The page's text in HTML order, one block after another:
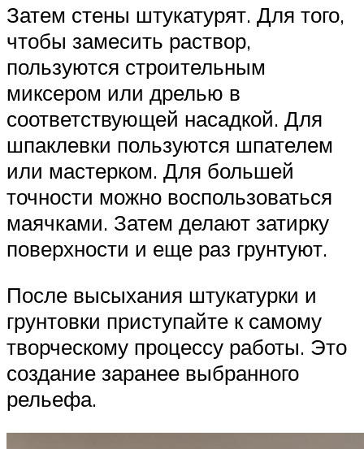
Затем стены штукатурят. Для того,
чтобы замесить раствор,
пользуются строительным
миксером или дрелью в
соответствующей насадкой. Для
шпаклевки пользуются шпателем
или мастерком. Для большей
точности можно воспользоваться
маячками. Затем делают затирку
поверхности и еще раз грунтуют.
После высыхания штукатурки и
грунтовки приступайте к самому
творческому процессу работы. Это
создание заранее выбранного
рельефа.